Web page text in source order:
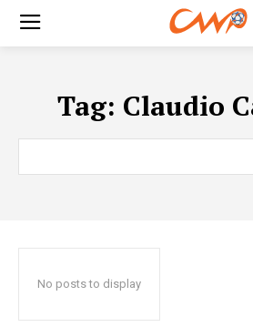
Tag: Claudio
No posts to display